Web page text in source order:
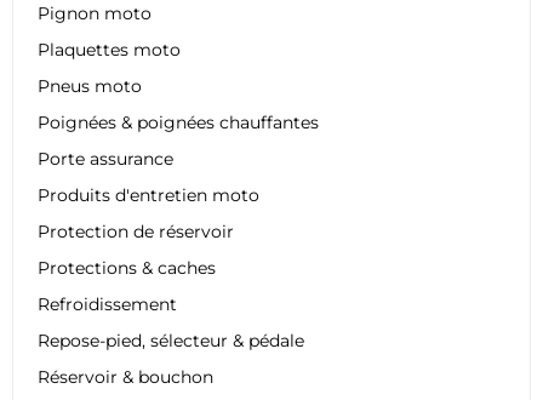
Pignon moto
Plaquettes moto
Pneus moto
Poignées & poignées chauffantes
Porte assurance
Produits d'entretien moto
Protection de réservoir
Protections & caches
Refroidissement
Repose-pied, sélecteur & pédale
Réservoir & bouchon